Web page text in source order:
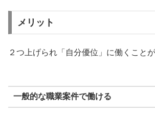
メリット
２つ上げられ「自分優位」に働くこと
一般的な職業案件で働ける